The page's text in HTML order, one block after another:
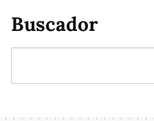
Buscador